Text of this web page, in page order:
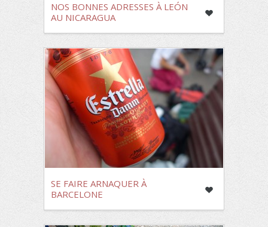
NOS BONNES ADRESSES À LEÓN
AU NICARAGUA
SE FAIRE ARNAQUER À
BARCELONE